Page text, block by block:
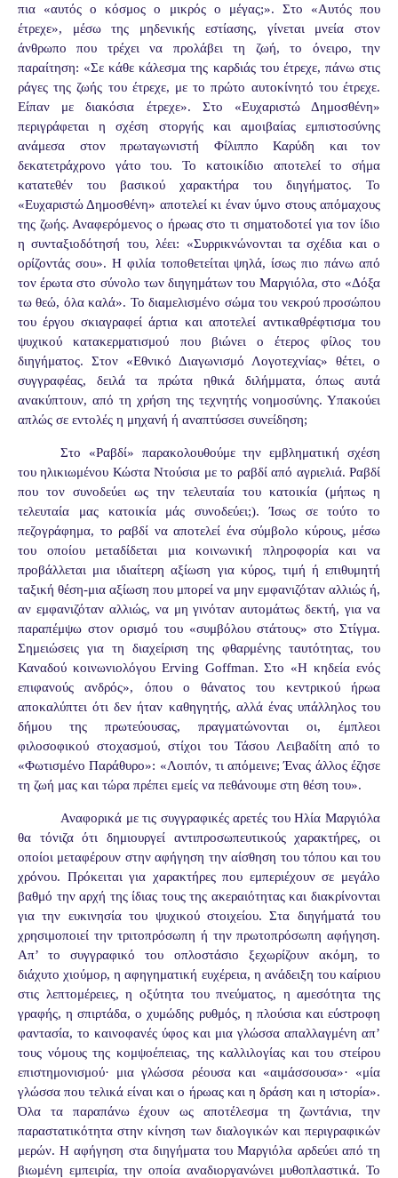
πια «αυτός ο κόσμος ο μικρός ο μέγας;». Στο «Αυτός που
έτρεχε», μέσω της μηδενικής εστίασης, γίνεται μνεία στον
άνθρωπο που τρέχει να προλάβει τη ζωή, το όνειρο, την
παραίτηση: «Σε κάθε κάλεσμα της καρδιάς του έτρεχε, πάνω στις
ράγες της ζωής του έτρεχε, με το πρώτο αυτοκίνητό του έτρεχε.
Είπαν με διακόσια έτρεχε». Στο «Ευχαριστώ Δημοσθένη»
περιγράφεται η σχέση στοργής και αμοιβαίας εμπιστοσύνης
ανάμεσα στον πρωταγωνιστή Φίλιππο Καρύδη και τον
δεκατετράχρονο γάτο του. Το κατοικίδιο αποτελεί το σήμα
κατατεθέν του βασικού χαρακτήρα του διηγήματος. Το
«Ευχαριστώ Δημοσθένη» αποτελεί κι έναν ύμνο στους απόμαχους
της ζωής. Αναφερόμενος ο ήρωας στο τι σηματοδοτεί για τον ίδιο
η συνταξιοδότησή του, λέει: «Συρρικνώνονται τα σχέδια και ο
ορίζοντάς σου». Η φιλία τοποθετείται ψηλά, ίσως πιο πάνω από
τον έρωτα στο σύνολο των διηγημάτων του Μαργιόλα, στο «Δόξα
τω θεώ, όλα καλά». Το διαμελισμένο σώμα του νεκρού προσώπου
του έργου σκιαγραφεί άρτια και αποτελεί αντικαθρέφτισμα του
ψυχικού κατακερματισμού που βιώνει ο έτερος φίλος του
διηγήματος. Στον «Εθνικό Διαγωνισμό Λογοτεχνίας» θέτει, ο
συγγραφέας, δειλά τα πρώτα ηθικά διλήμματα, όπως αυτά
ανακύπτουν, από τη χρήση της τεχνητής νοημοσύνης. Υπακούει
απλώς σε εντολές η μηχανή ή αναπτύσσει συνείδηση;
Στο «Ραβδί» παρακολουθούμε την εμβληματική σχέση
του ηλικιωμένου Κώστα Ντούσια με το ραβδί από αγριελιά. Ραβδί
που τον συνοδεύει ως την τελευταία του κατοικία (μήπως η
τελευταία μας κατοικία μάς συνοδεύει;). Ίσως σε τούτο το
πεζογράφημα, το ραβδί να αποτελεί ένα σύμβολο κύρους, μέσω
του οποίου μεταδίδεται μια κοινωνική πληροφορία και να
προβάλλεται μια ιδιαίτερη αξίωση για κύρος, τιμή ή επιθυμητή
ταξική θέση-μια αξίωση που μπορεί να μην εμφανιζόταν αλλιώς ή,
αν εμφανιζόταν αλλιώς, να μη γινόταν αυτομάτως δεκτή, για να
παραπέμψω στον ορισμό του «συμβόλου στάτους» στο Στίγμα.
Σημειώσεις για τη διαχείριση της φθαρμένης ταυτότητας, του
Καναδού κοινωνιολόγου Erving Goffman. Στο «Η κηδεία ενός
επιφανούς ανδρός», όπου ο θάνατος του κεντρικού ήρωα
αποκαλύπτει ότι δεν ήταν καθηγητής, αλλά ένας υπάλληλος του
δήμου της πρωτεύουσας, πραγματώνονται οι, έμπλεοι
φιλοσοφικού στοχασμού, στίχοι του Τάσου Λειβαδίτη από το
«Φωτισμένο Παράθυρο»: «Λοιπόν, τι απόμεινε; Ένας άλλος έζησε
τη ζωή μας και τώρα πρέπει εμείς να πεθάνουμε στη θέση του».
Αναφορικά με τις συγγραφικές αρετές του Ηλία Μαργιόλα
θα τόνιζα ότι δημιουργεί αντιπροσωπευτικούς χαρακτήρες, οι
οποίοι μεταφέρουν στην αφήγηση την αίσθηση του τόπου και του
χρόνου. Πρόκειται για χαρακτήρες που εμπεριέχουν σε μεγάλο
βαθμό την αρχή της ίδιας τους της ακεραιότητας και διακρίνονται
για την ευκινησία του ψυχικού στοιχείου. Στα διηγήματά του
χρησιμοποιεί την τριτοπρόσωπη ή την πρωτοπρόσωπη αφήγηση.
Απ’ το συγγραφικό του οπλοστάσιο ξεχωρίζουν ακόμη, το
διάχυτο χιούμορ, η αφηγηματική ευχέρεια, η ανάδειξη του καίριου
στις λεπτομέρειες, η οξύτητα του πνεύματος, η αμεσότητα της
γραφής, η σπιρτάδα, ο χυμώδης ρυθμός, η πλούσια και εύστροφη
φαντασία, το καινοφανές ύφος και μια γλώσσα απαλλαγμένη απ’
τους νόμους της κομψοέπειας, της καλλιλογίας και του στείρου
επιστημονισμού· μια γλώσσα ρέουσα και «αιμάσσουσα»· «μία
γλώσσα που τελικά είναι και ο ήρωας και η δράση και η ιστορία».
Όλα τα παραπάνω έχουν ως αποτέλεσμα τη ζωντάνια, την
παραστατικότητα στην κίνηση των διαλογικών και περιγραφικών
μερών. Η αφήγηση στα διηγήματα του Μαργιόλα αρδεύει από τη
βιωμένη εμπειρία, την οποία αναδιοργανώνει μυθοπλαστικά. Το